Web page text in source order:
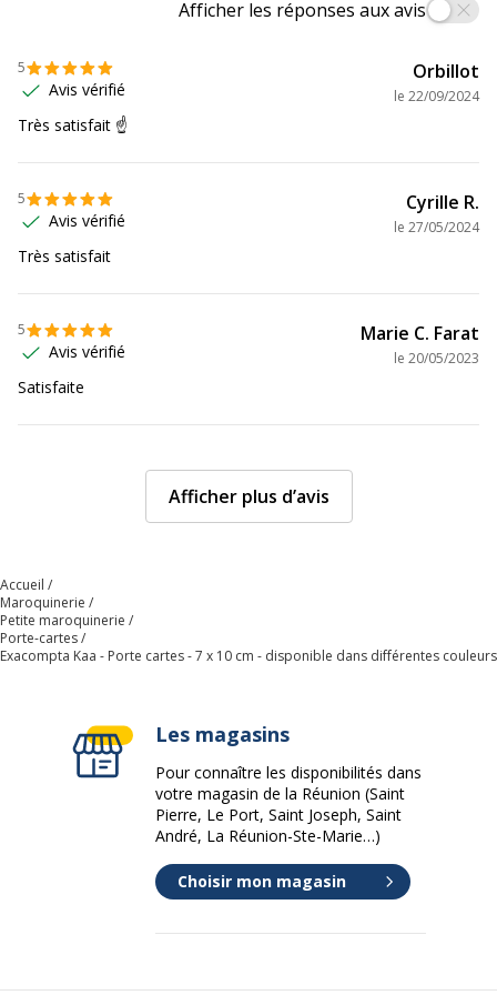
Données logistiques
Données logistiques
Largeur emballée
Profondeur emballée
Afficher les réponses aux avis
5
Avis vérifié
Orbillot
le 22/09/2024
Très satisfait ☝️
5
Avis vérifié
Cyrille R.
le 27/05/2024
Très satisfait
5
Avis vérifié
Marie C. Farat
le 20/05/2023
Satisfaite
Afficher plus d’avis
Accueil
Maroquinerie
Petite maroquinerie
Porte-cartes
Exacompta Kaa - Porte cartes - 7 x 10 cm - disponible dans différentes couleurs
Les magasins
Pour connaître les disponibilités dans
votre magasin de la Réunion (Saint
Pierre, Le Port, Saint Joseph, Saint
André, La Réunion-Ste-Marie…)
Choisir mon magasin